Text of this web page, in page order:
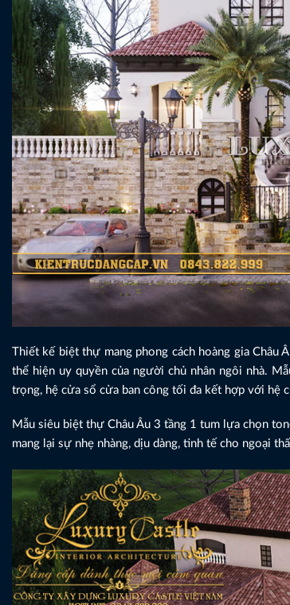
Thiết kế biệt thự mang phong cách hoàng gia Châu
thể hiện uy quyền của người chủ nhân ngôi nhà.
trọng, hệ cửa sổ cửa ban công tối đa kết hợp với hệ
Mẫu siêu biệt thự Châu Âu 3 tầng 1 tum lựa chọn
mang lại sự nhẹ nhàng, dịu dàng, tinh tế cho ngoại